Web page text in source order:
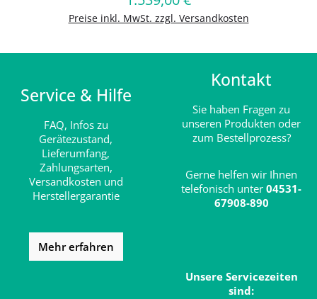
Preise inkl. MwSt. zzgl. Versandkosten
Service & Hilfe
FAQ, Infos zu
Gerätezustand,
Lieferumfang,
Zahlungsarten,
Versandkosten und
Herstellergarantie
Mehr erfahren
Kontakt
Sie haben Fragen zu
unseren Produkten oder
zum Bestellprozess?
Gerne helfen wir Ihnen
telefonisch unter 04531-
67908-890
Unsere Servicezeiten
sind: